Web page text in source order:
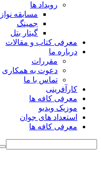
رویداد ها
مسابقه
جمینگ
گیتار بتل
معرفی کتاب و مقالات
درباره ما
مقررات
دعوت به همکاری
تماس با ما
کارآفرینی
معرفی کافه ها
موزیک ویدیو
استعداد های جوان
معرفی کافه ها